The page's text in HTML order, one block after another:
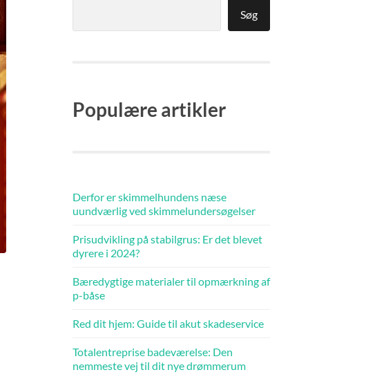
Søg
Populære artikler
Derfor er skimmelhundens næse
uundværlig ved skimmelundersøgelser
Prisudvikling på stabilgrus: Er det blevet
dyrere i 2024?
Bæredygtige materialer til opmærkning af
p-båse
Red dit hjem: Guide til akut skadeservice
Totalentreprise badeværelse: Den
nemmeste vej til dit nye drømmerum